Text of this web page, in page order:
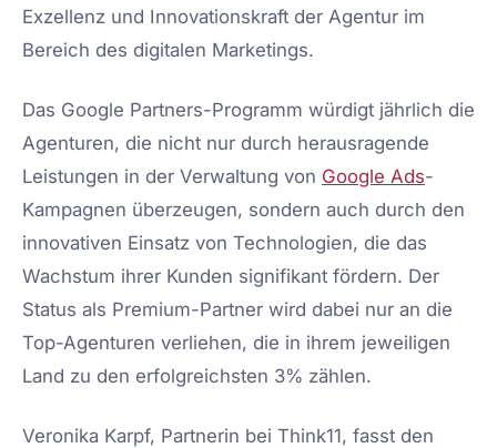
Exzellenz und Innovationskraft der Agentur im
Bereich des digitalen Marketings.
Das Google Partners-Programm würdigt jährlich die
Agenturen, die nicht nur durch herausragende
Leistungen in der Verwaltung von Google Ads-
Kampagnen überzeugen, sondern auch durch den
innovativen Einsatz von Technologien, die das
Wachstum ihrer Kunden signifikant fördern. Der
Status als Premium-Partner wird dabei nur an die
Top-Agenturen verliehen, die in ihrem jeweiligen
Land zu den erfolgreichsten 3% zählen.
Veronika Karpf, Partnerin bei Think11, fasst den